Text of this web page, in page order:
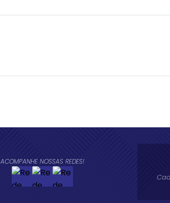
ACOMPANHE NOSSAS REDES!